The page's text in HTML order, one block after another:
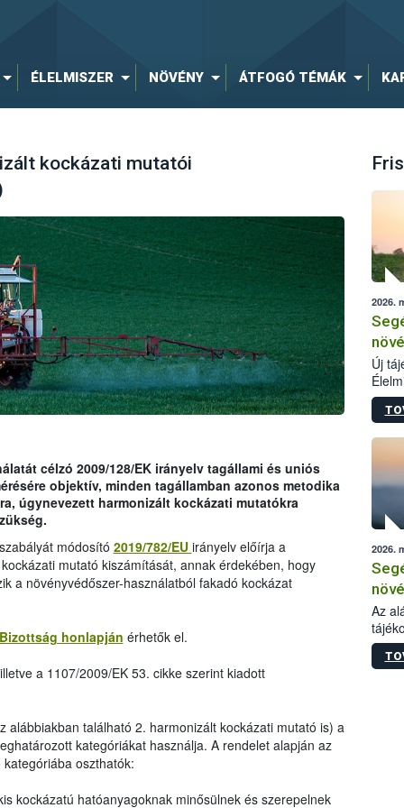
ÉLELMISZER NÖVÉNY ÁTFOGÓ TÉMÁK
kockázati mutatói
célzó 2009/128/EK irányelv tagállami és uniós
objektív, minden tagállamban azonos metodika
úgynevezett harmonizált kockázati mutatókra
módosító 2019/782/EU irányelv előírja a
mutató kiszámítását, annak érdekében, hogy
a növényvédőszer-használatból fakadó kockázat
honlapján érhetők el.
a 1107/2009/EK 53. cikke szerint kiadott
alábbiakban található 2. harmonizált kockázati mutató is) a
kategóriákat használja. A rendelet alapján az
oszthatók:
kockázatú hatóanyagoknak minősülnek és szerepelnek
2026.
Új
2026.
Az